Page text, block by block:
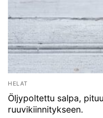
HELAT
Öljypoltettu salpa,
ruuvikiinnitykseen.